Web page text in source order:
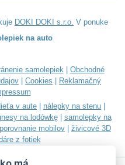
DOKI DOKI s.r.o. V ponuke
na auto
samolepiek| Obchodné
Cookies
Reklamačný
v aute nálepky na stenu
na lodówkę| samolepky na
porovnanie mobilov
živicové 3D
z fotiek